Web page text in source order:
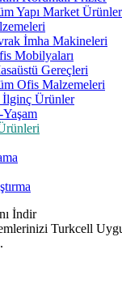
Yapı Market
İmha Makineleri
Mobilyaları
Gereçleri
Ofis Malzemeleri
İlginç Ürünler
İndir
Turkcell